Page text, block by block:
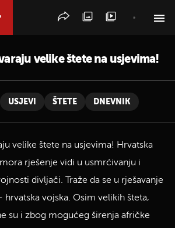
velike štete na usjevima!
USJEVI ŠTETE DNEVNIK
velike štete na usjevima! Hrvatska
rješenje vidi u usmrćivanju i
divljači. Traže da se u rješavanje
vojska. Osim velikih šteta,
su i zbog mogućeg širenja afričke